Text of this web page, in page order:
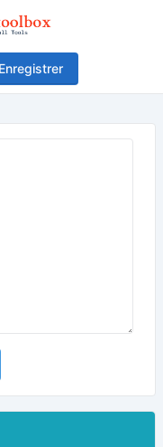
Enregistrer